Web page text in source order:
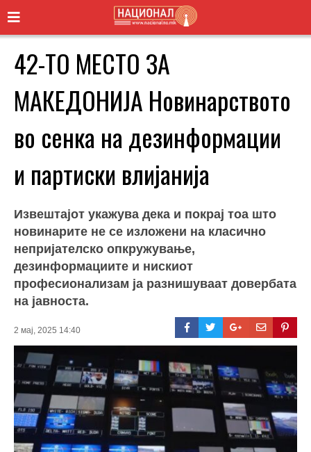
42-ТО МЕСТО ЗА
МАКЕДОНИЈА Новинарството
во сенка на дезинформации
и партиски влијанија
Извештајот укажува дека и покрај тоа што
новинарите не се изложени на класично
непријателско опкружување,
дезинформациите и нискиот
професионализам ја разнишуваат довербата
на јавноста.
2 мај, 2025 14:40